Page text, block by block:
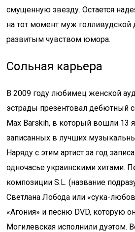
смущенную звезду. Остается
на тот момент муж голливудской
развитым чувством юмора.
Сольная карьера
В 2009 году любимец женской
эстрады презентовал дебютный
Max Barskih, в который вошли 13
записанных в лучших
Наряду с этим артист за год
одночасье украинскими хитами.
композиции S.L. (название
Светлана Лобода или «сука-
«Агония» и песню DVD, которую
Могилевская исполнили дуэтом.